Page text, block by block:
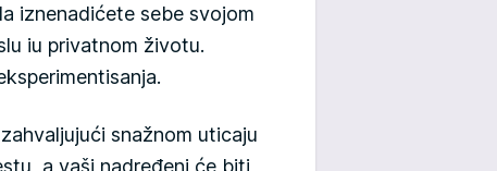
iznenadićete sebe svojom
iu privatnom životu.
snažnom uticaju
a vaši nadređeni će biti